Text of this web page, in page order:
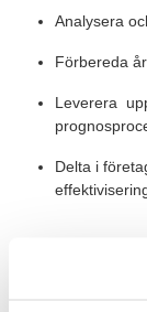
Analysera
Förbereda
Leverera
Delta i